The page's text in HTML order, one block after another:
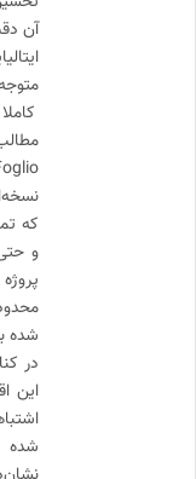
آن
که
و
شده
در
این
شده